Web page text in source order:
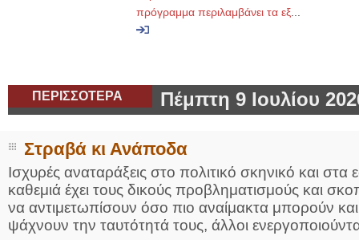
πρόγραμμα περιλαμβάνει τα εξ
ΠΕΡΙΣΣΟΤΕΡΑ Πέμπτη 9 Ιουλίου
Στραβά κι Ανάποδα
Ισχυρές αναταράξεις στο πολιτικό σκηνικό και
καθεμιά έχει τους δικούς προβληματισμούς και
να αντιμετωπίσουν όσο πιο αναίμακτα μπορούν και
ψάχνουν την ταυτότητά τους, άλλοι